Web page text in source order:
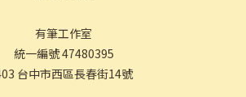
有筆工作室
統一編號 47480395
台中市西區長春街14號